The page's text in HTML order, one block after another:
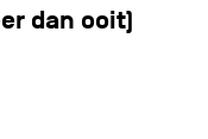
dan ooit)